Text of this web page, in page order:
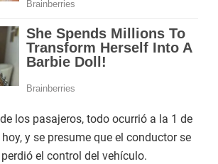
los pasajeros, todo ocurrió a la 1 de
y se presume que el conductor se
el control del vehículo.